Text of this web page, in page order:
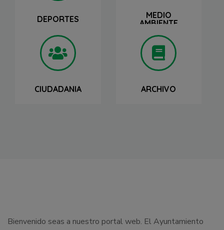
DEPORTES
MEDIO
AMBIENTE
CIUDADANIA
ACCEDER
ARCHIVO
ACCEDER
Bienvenido seas a nuestro portal web. El Ayuntamiento